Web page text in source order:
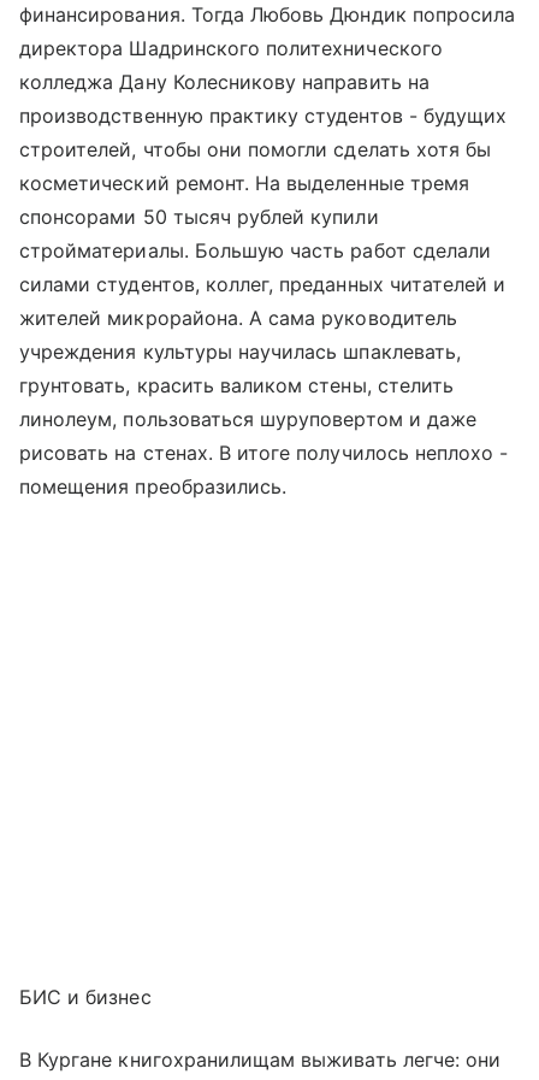
финансирования. Тогда Любовь Дюндик попросила
директора Шадринского политехнического
колледжа Дану Колесникову направить на
производственную практику студентов - будущих
строителей, чтобы они помогли сделать хотя бы
косметический ремонт. На выделенные тремя
спонсорами 50 тысяч рублей купили
стройматериалы. Большую часть работ сделали
силами студентов, коллег, преданных читателей и
жителей микрорайона. А сама руководитель
учреждения культуры научилась шпаклевать,
грунтовать, красить валиком стены, стелить
линолеум, пользоваться шуруповертом и даже
рисовать на стенах. В итоге получилось неплохо -
помещения преобразились.
БИС и бизнес
В Кургане книгохранилищам выживать легче: они